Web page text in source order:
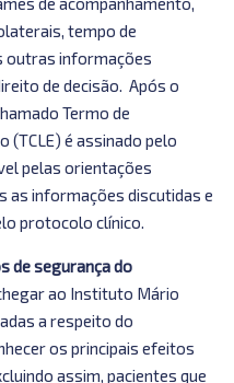
tempo de
outras informações
de decisão. Após o
Termo de
(TCLE) é assinado pelo
pelas orientações
as informações discutidas e
protocolo clínico.
de segurança do
ao Instituto Mário
a respeito do
os principais efeitos
assim, pacientes que